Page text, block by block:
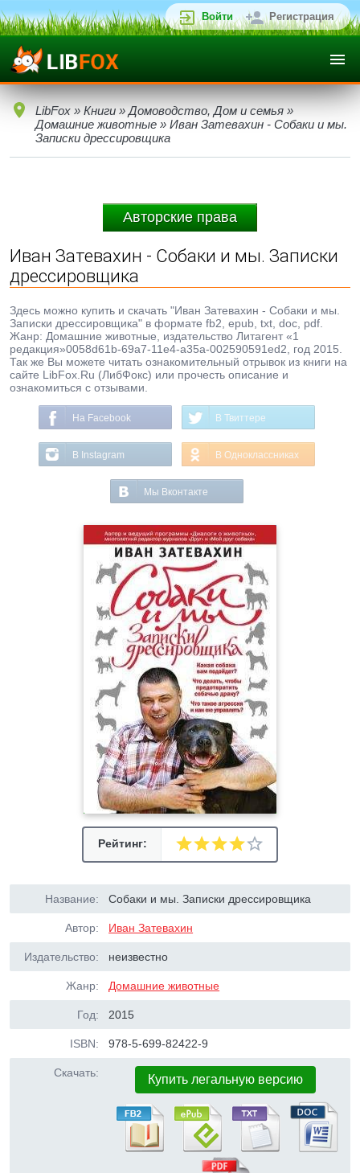
Войти Регистрация
LibFox » Книги » Домоводство, Дом и семья »
Домашние животные » Иван Затевахин - Собаки и мы.
Записки дрессировщика
Авторские права
Иван Затевахин - Собаки и мы. Записки
дрессировщика
Здесь можно купить и скачать "Иван Затевахин - Собаки и мы.
Записки дрессировщика" в формате fb2, epub, txt, doc, pdf.
Жанр: Домашние животные, издательство Литагент «1
редакция»0058d61b-69a7-11e4-a35a-002590591ed2, год 2015.
Так же Вы можете читать ознакомительный отрывок из книги на
сайте LibFox.Ru (ЛибФокс) или прочесть описание и
ознакомиться с отзывами.
На Facebook В Твиттере
В Instagram В Одноклассниках
Мы Вконтакте
Рейтинг:
Название: Собаки и мы. Записки дрессировщика
Автор: Иван Затевахин
Издательство: неизвестно
Жанр: Домашние животные
Год: 2015
ISBN: 978-5-699-82422-9
Скачать: Купить легальную версию